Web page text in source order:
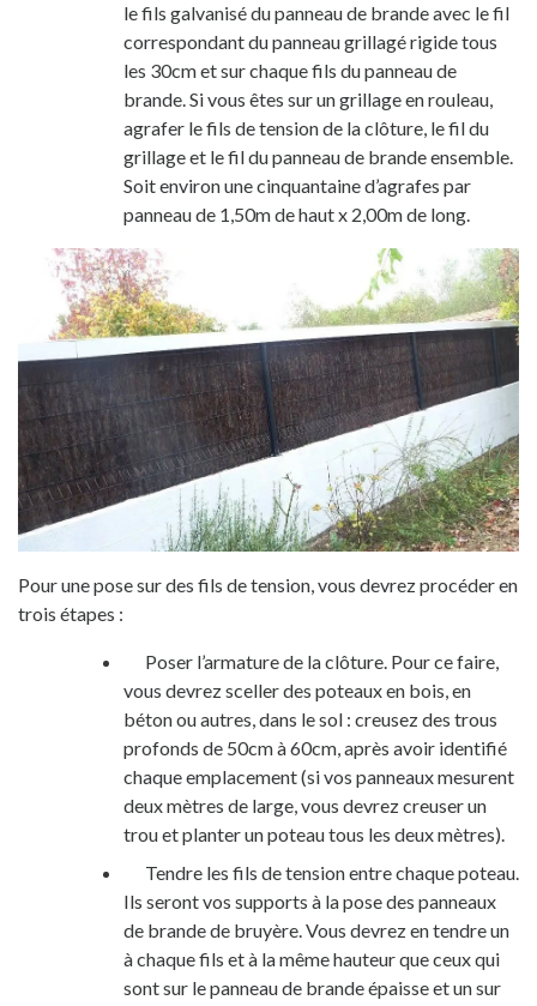
le fils galvanisé du panneau de brande avec le fil
correspondant du panneau grillagé rigide tous
les 30cm et sur chaque fils du panneau de
brande. Si vous êtes sur un grillage en rouleau,
agrafer le fils de tension de la clôture, le fil du
grillage et le fil du panneau de brande ensemble.
Soit environ une cinquantaine d’agrafes par
panneau de 1,50m de haut x 2,00m de long.
Pour une pose sur des fils de tension, vous devrez procéder en
trois étapes :
Poser l’armature de la clôture. Pour ce faire,
vous devrez sceller des poteaux en bois, en
béton ou autres, dans le sol : creusez des trous
profonds de 50cm à 60cm , après avoir identifié
chaque emplacement (si vos panneaux mesurent
deux mètres de large, vous devrez creuser un
trou et planter un poteau tous les deux mètres).
Tendre les fils de tension entre chaque poteau.
Ils seront vos supports à la pose des panneaux
de brande de bruyère. Vous devrez en tendre un
à chaque fils et à la même hauteur que ceux qui
sont sur le panneau de brande épaisse et un sur